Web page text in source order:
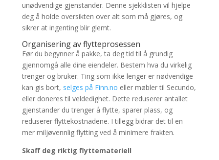
unødvendige gjenstander. Denne sjekklisten vil hjelpe
deg å holde oversikten over alt som må gjøres, og
sikrer at ingenting blir glemt.
Organisering av flytteprosessen
Før du begynner å pakke, ta deg tid til å grundig
gjennomgå alle dine eiendeler. Bestem hva du virkelig
trenger og bruker. Ting som ikke lenger er nødvendige
kan gis bort, selges på Finn.no eller møbler til Secundo,
eller doneres til veldedighet. Dette reduserer antallet
gjenstander du trenger å flytte, sparer plass, og
reduserer flyttekostnadene. I tillegg bidrar det til en
mer miljøvennlig flytting ved å minimere frakten.
Skaff deg riktig flyttemateriell